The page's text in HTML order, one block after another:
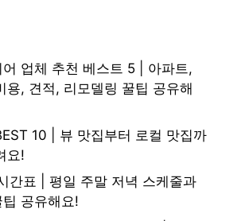
업체 추천 베스트 5 | 아파트,
용, 견적, 리모델링 꿀팁 공유해
10 | 뷰 맛집부터 로컬 맛집까
요!
간표 | 평일 주말 저녁 스케줄과
공유해요!